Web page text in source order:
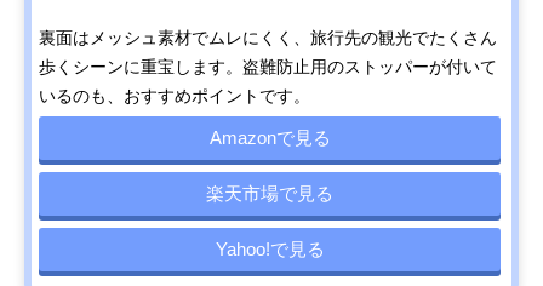
裏面はメッシュ素材でムレにくく、旅行先の観光でたくさん
歩くシーンに重宝します。盗難防止用のストッパーが付いて
いるのも、おすすめポイントです。
Amazonで見る
楽天市場で見る
Yahoo!で見る